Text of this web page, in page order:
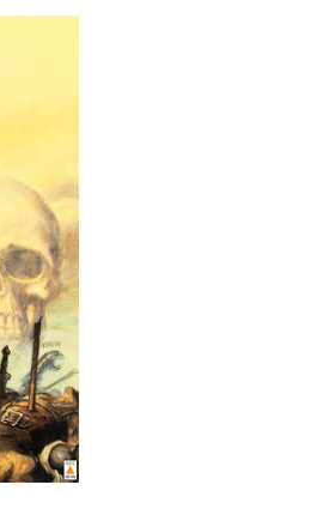
del mundo